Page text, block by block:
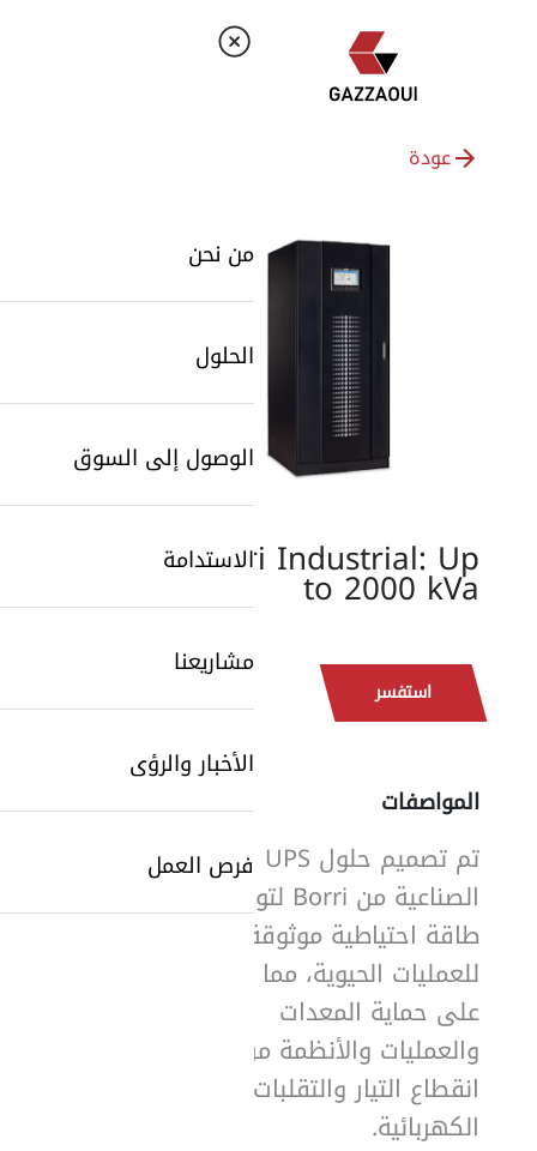
من نحن
الحلول
الوصول إلى السوق
الاستدامة
مشاريعنا
الأخبار والرؤى
فرص العملSearchButtonText
عودة
Borri Industrial: Up
to 2000 kVa
استفسر
المواصفات
تم تصميم حلول UPS
الصناعية من Borri لتوفير
طاقة احتياطية موثوقة
للعمليات الحيوية، مما يساعد
على حماية المعدات
والعمليات والأنظمة من
انقطاع التيار والتقلبات
الكهربائية.